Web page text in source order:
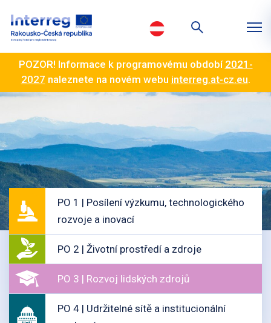
POZOR! Informace k programovému období 2021-
2027 naleznete na novém webu interreg.at-cz.eu.
PO 1 | Posílení výzkumu, technologického
rozvoje a inovací
PO 2 | Životní prostředí a zdroje
PO 3 | Rozvoj lidských zdrojů
PO 4 | Udržitelné sítě a institucionální